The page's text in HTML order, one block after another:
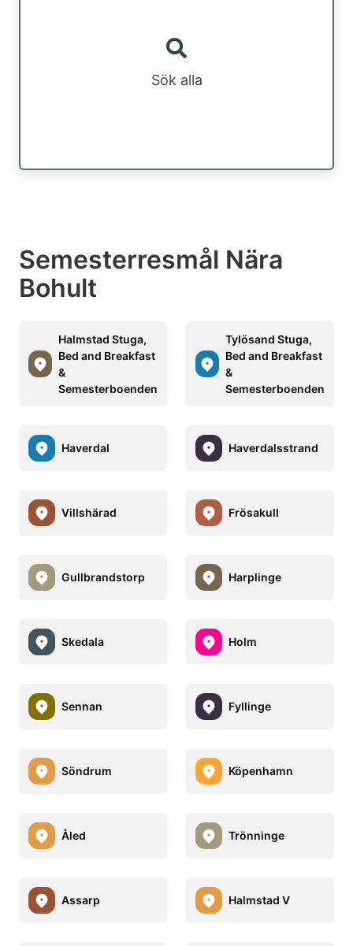
Sök alla
Semesterresmål Nära
Bohult
Halmstad Stuga,
Bed and Breakfast
&
Semesterboenden
Tylösand Stuga,
Bed and Breakfast
&
Semesterboenden
Haverdal Haverdalsstrand
Villshärad Frösakull
Gullbrandstorp Harplinge
Skedala Holm
Sennan Fyllinge
Söndrum Köpenhamn
Åled Trönninge
Assarp Halmstad V